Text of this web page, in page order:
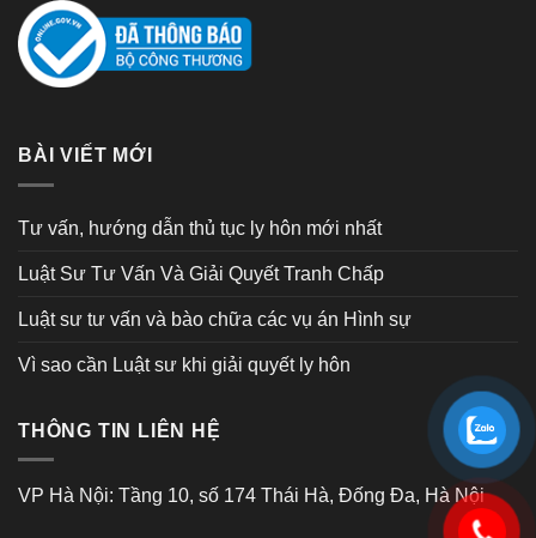
BÀI VIẾT MỚI
Tư vấn, hướng dẫn thủ tục ly hôn mới nhất
Luật Sư Tư Vấn Và Giải Quyết Tranh Chấp
Luật sư tư vấn và bào chữa các vụ án Hình sự
Vì sao cần Luật sư khi giải quyết ly hôn
THÔNG TIN LIÊN HỆ
VP Hà Nội: Tầng 10, số 174 Thái Hà, Đống Đa, Hà Nội